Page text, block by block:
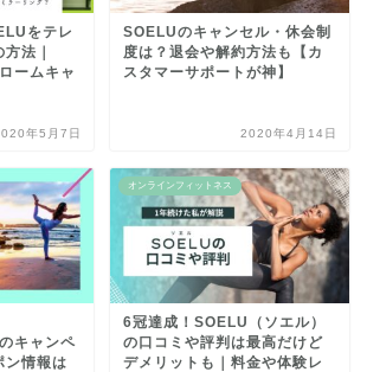
をテレ
法｜
ームキャ
年5月7日
SOELUのキャンセル・休会制
度は？退会や解約方法も【カ
スタマーサポートが神】
2020年4月14日
キャンペ
ン情報は
オンラインフィットネス
6冠達成！SOELU（ソエル）
の口コミや評判は最高だけど
デメリットも｜料金や体験レ